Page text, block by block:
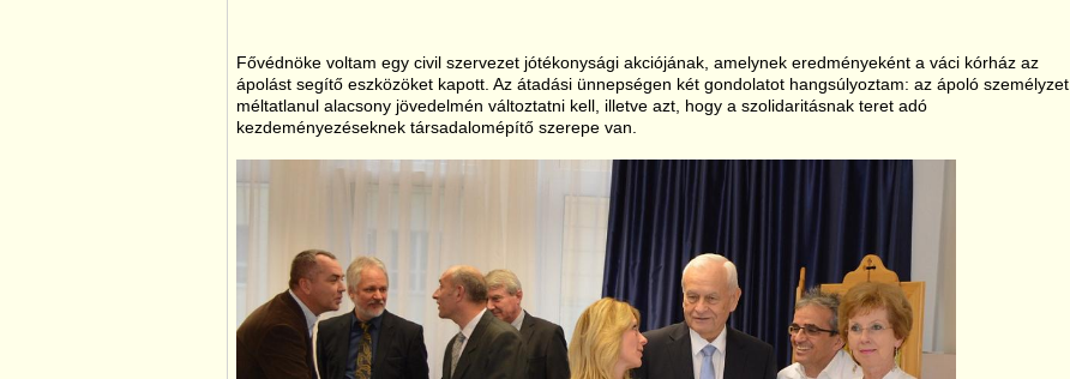
Fővédnöke voltam egy civil szervezet jótékonysági akciójának, amelynek eredményeként a váci kórház az
ápolást segítő eszközöket kapott. Az átadási ünnepségen két gondolatot hangsúlyoztam: az ápoló személyzet
méltatlanul alacsony jövedelmén változtatni kell, illetve azt, hogy a szolidaritásnak teret adó
kezdeményezéseknek társadalomépítő szerepe van.